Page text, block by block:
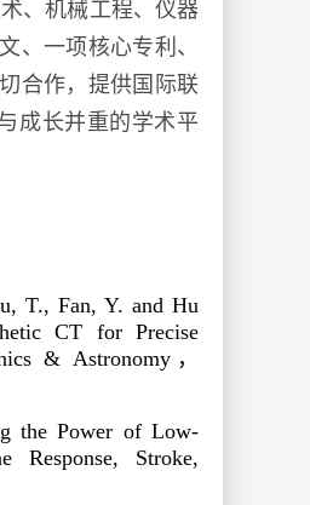
、机械工程、仪器
、一项核心专利、
合作，提供国际联
成长并重的学术平
T., Fan, Y. and Hu
CT for Precise
& Astronomy，
the Power of Low-
Response, Stroke,